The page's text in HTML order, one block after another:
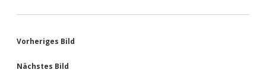
Vorheriges Bild
Nächstes Bild